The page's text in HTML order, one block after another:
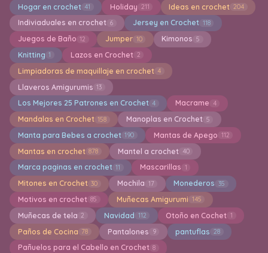
Hogar en crochet 41 Holiday 211 Ideas en crochet 204
Indiviaduales en crochet 6 Jersey en Crochet 118
Juegos de Baño 12 Jumper 10 Kimonos 5
Knitting 1 Lazos en Crochet 2
Limpiadoras de maquillaje en crochet 4
Llaveros Amigurumis 13
Los Mejores 25 Patrones en Crochet 4 Macrame 4
Mandalas en Crochet 158 Manoplas en Crochet 5
Manta para Bebes a crochet 190 Mantas de Apego 112
Mantas en crochet 878 Mantel a crochet 40
Marca paginas en crochet 11 Mascarillas 1
Mitones en Crochet 30 Mochila 17 Monederos 35
Motivos en crochet 85 Muñecas Amigurumi 145
Muñecas de tela 2 Navidad 112 Otoño en Cochet 1
Paños de Cocina 78 Pantalones 9 pantuflas 28
Pañuelos para el Cabello en Crochet 8